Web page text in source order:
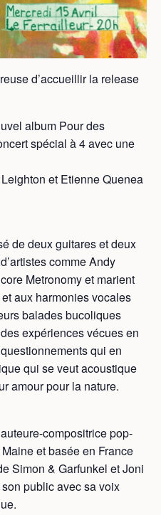
d’accueillir la release
album Pour des
spécial à 4 avec une
et Etienne Quenea
de deux guitares et deux
comme Andy
Metronomy et marient
aux harmonies vocales
balades bucoliques
expériences vécues en
qui en
qui se veut acoustique
amour pour la nature.
compositrice pop-
et basée en France
Simon & Garfunkel et Joni
public avec sa voix